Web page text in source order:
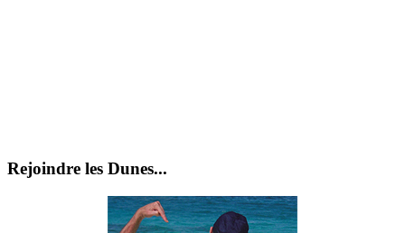
Rejoindre les Dunes...